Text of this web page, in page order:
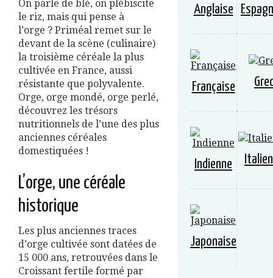
On parle de blé, on plébiscite
le riz, mais qui pense à
l’orge ? Priméal remet sur le
devant de la scène (culinaire)
la troisième céréale la plus
cultivée en France, aussi
résistante que polyvalente.
Orge, orge mondé, orge perlé,
découvrez les trésors
nutritionnels de l’une des plus
anciennes céréales
domestiquées !
L’orge, une céréale
historique
Les plus anciennes traces
d’orge cultivée sont datées de
15 000 ans, retrouvées dans le
Croissant fertile formé par
Anglaise
Française
Indienne
Japonaise